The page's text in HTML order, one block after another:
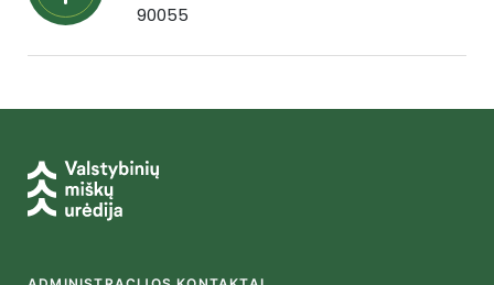
90055